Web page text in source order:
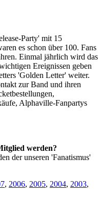
Party' mit 15
es schon über 100. Fans
Einmal jährlich wird das
Ereignissen geben
'Golden Letter' weiter.
zur Band und ihren
Alphaville-Fanpartys
werden?
der unseren 'Fanatismus'
, 2006, 2005, 2004, 2003,